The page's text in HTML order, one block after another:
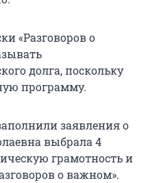
«Разговоров о
долга, поскольку
программу.
заявления о
выбрала 4
грамотность и
о важном».